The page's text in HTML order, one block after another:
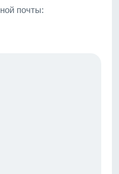
почты: